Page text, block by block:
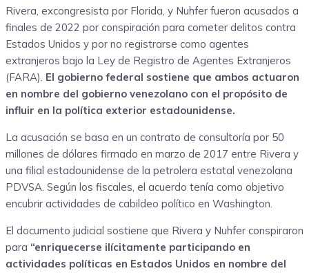
Rivera, excongresista por Florida, y Nuhfer fueron acusados a
finales de 2022 por conspiración para cometer delitos contra
Estados Unidos y por no registrarse como agentes
extranjeros bajo la Ley de Registro de Agentes Extranjeros
(FARA). El gobierno federal sostiene que ambos actuaron
en nombre del gobierno venezolano con el propósito de
influir en la política exterior estadounidense.
La acusación se basa en un contrato de consultoría por 50
millones de dólares firmado en marzo de 2017 entre Rivera y
una filial estadounidense de la petrolera estatal venezolana
PDVSA. Según los fiscales, el acuerdo tenía como objetivo
encubrir actividades de cabildeo político en Washington.
El documento judicial sostiene que Rivera y Nuhfer conspiraron
para “enriquecerse ilícitamente participando en
actividades políticas en Estados Unidos en nombre del